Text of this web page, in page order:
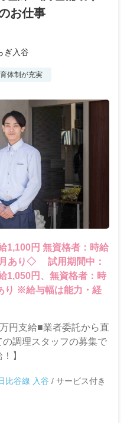
お仕事
ぎ入谷
体制が充実
1,100円 無資格者：時給
1,050円、無資格者：時
円支給■業者委託から直
調理スタッフの募集で
】
比谷線 入谷 / サービス付き